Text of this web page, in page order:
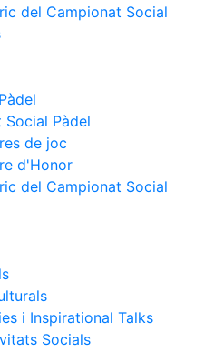
del Campionat Social
Social Pàdel
de joc
d'Honor
del Campionat Social
i Inspirational Talks
Socials